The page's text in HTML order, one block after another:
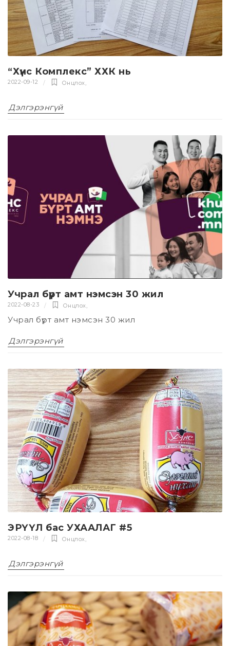
“Хүнс Комплекс” ХХК нь
2022-09-12 Онцлох,
Дэлгэрэнгүй
Учрал бүрт амт нэмсэн 30 жил
2022-08-23 Онцлох,
Учрал бүрт амт нэмсэн 30 жил
Дэлгэрэнгүй
ЭРҮҮЛ бас УХААЛАГ #5
2022-08-18 Онцлох
Дэлгэрэнгүй